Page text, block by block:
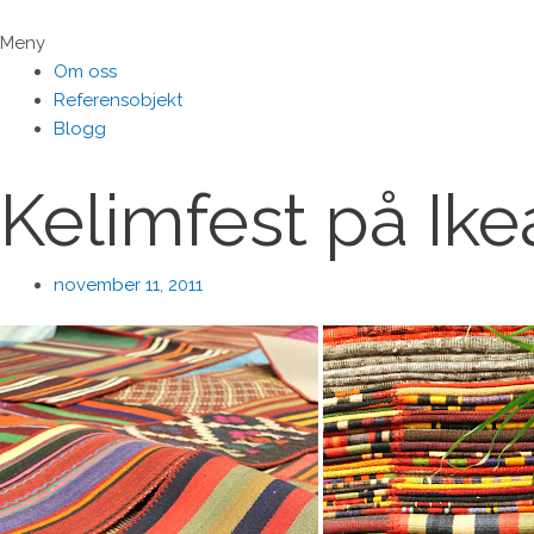
till
innehåll
Meny
Om oss
Referensobjekt
Blogg
Kelimfest på
november 11, 2011